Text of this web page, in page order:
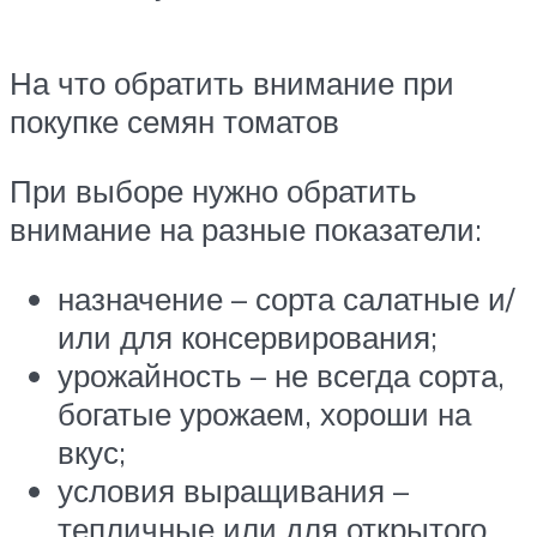
На что обратить внимание при
покупке семян томатов
При выборе нужно обратить
внимание на разные показатели:
назначение – сорта салатные и/
или для консервирования;
урожайность – не всегда сорта,
богатые урожаем, хороши на
вкус;
условия выращивания –
тепличные или для открытого